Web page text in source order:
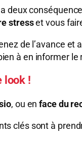
deux
stresset vous
de l’avance
à en informer
look !
, ou enface du
clés sont à